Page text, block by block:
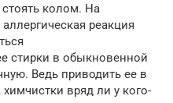
стоять колом. На
реакция
стирки в обыкновенной
Ведь приводить ее в
вряд ли у кого-